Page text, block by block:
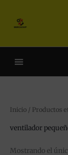
contenido
Inicio / Productos
ventilador
Mostrando el